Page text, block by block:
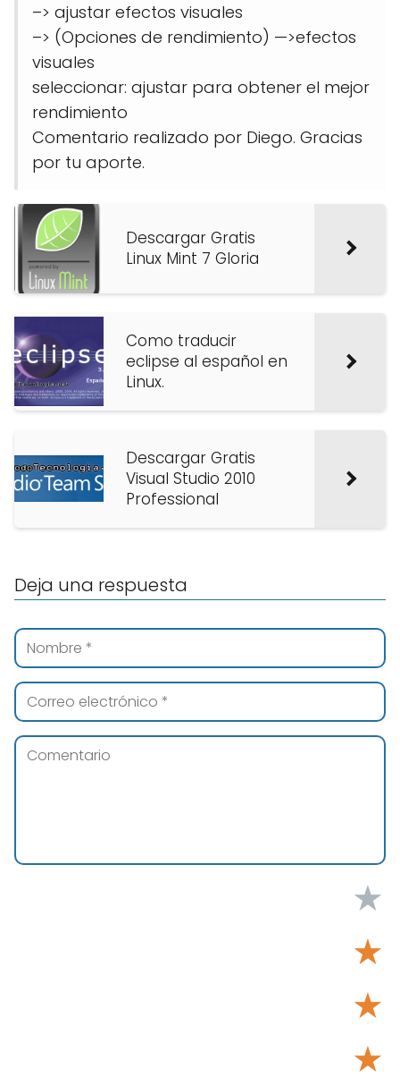
–> ajustar efectos visuales
–> (Opciones de rendimiento) —>efectos
visuales
seleccionar: ajustar para obtener el mejor
rendimiento
Comentario realizado por Diego. Gracias
por tu aporte.
Descargar Gratis
Linux Mint 7 Gloria
Como traducir
eclipse al español en
Linux.
Descargar Gratis
Visual Studio 2010
Professional
Deja una respuesta
★
★
★
★